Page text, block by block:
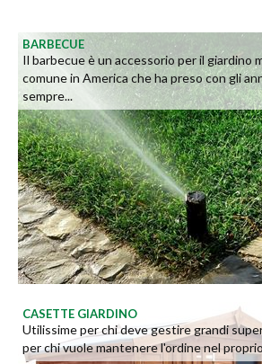
BARBECUE
Il barbecue è un accessorio per il giardino
comune in America che ha preso con gli
sempre...
CASETTE GIARDINO
Utilissime per chi deve gestire grandi
per chi vuole mantenere l'ordine nel